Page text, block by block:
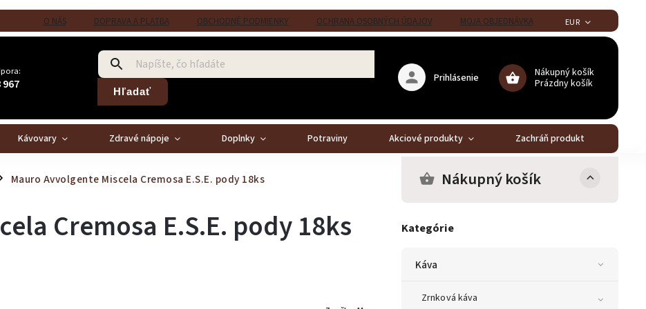
O NÁS DOPRAVA A PLATBA OBCHODNÉ PODMIENKY OCHRANA OSOBNÝCH ÚDAJOV MOJA OBJEDNÁVKA EUR
967 Hľadať
Nákupný košík
Prázdny košík
Prihlásenie
Kávovary Zdravé nápoje Doplnky Potraviny Akciové produkty Zachráň produkt
Mauro Avvolgente Miscela Cremosa E.S.E. pody 18ks Nákupný košík
Kategórie
Káva
Zrnková káva
Cremosa E.S.E. pody 18ks